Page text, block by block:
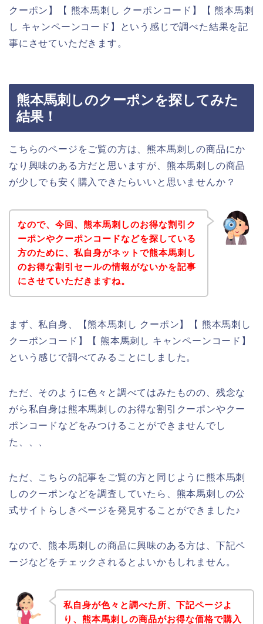
クーポン】【 熊本馬刺し クーポンコード】【 熊本馬刺
し キャンペーンコード】という感じで調べた結果を記
事にさせていただきます。
熊本馬刺しのクーポンを探してみた
結果！
こちらのページをご覧の方は、熊本馬刺しの商品にか
なり興味のある方だと思いますが、熊本馬刺しの商品
が少しでも安く購入できたらいいと思いませんか？
なので、今回、熊本馬刺しのお得な割引ク
ーポンやクーポンコードなどを探している
方のために、私自身がネットで熊本馬刺し
のお得な割引セールの情報がないかを記事
にさせていただきますね。
まず、私自身、【熊本馬刺し クーポン】【 熊本馬刺し
クーポンコード】【 熊本馬刺し キャンペーンコード】
という感じで調べてみることにしました。
ただ、そのように色々と調べてはみたものの、残念な
がら私自身は熊本馬刺しのお得な割引クーポンやクー
ポンコードなどをみつけることができませんでし
た、、、
ただ、こちらの記事をご覧の方と同じように熊本馬刺
しのクーポンなどを調査していたら、熊本馬刺しの公
式サイトらしきページを発見することができました♪
なので、熊本馬刺しの商品に興味のある方は、下記ペ
ージなどをチェックされるとよいかもしれません。
私自身が色々と調べた所、下記ページよ
り、熊本馬刺しの商品がお得な価格で購入